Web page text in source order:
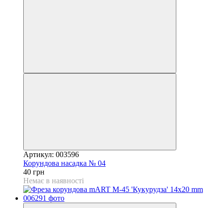
Артикул: 003596
Корундова насадка № 04
40 грн
Немає в наявності